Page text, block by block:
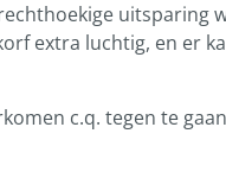
uitsparing
extra luchtig, en er
c.q. tegen te